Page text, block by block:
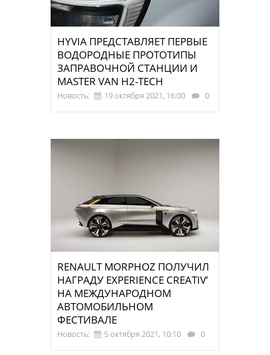
HYVIA ПРЕДСТАВЛЯЕТ ПЕРВЫЕ
ВОДОРОДНЫЕ ПРОТОТИПЫ
ЗАПРАВОЧНОЙ СТАНЦИИ И
MASTER VAN H2-TECH
Новость: 19 октября 2021, 16:00 0
RENAULT MORPHOZ ПОЛУЧИЛ
НАГРАДУ EXPERIENCE CREATIV’
НА МЕЖДУНАРОДНОМ
АВТОМОБИЛЬНОМ
ФЕСТИВАЛЕ
Новость: 5 октября 2021, 10:10 0